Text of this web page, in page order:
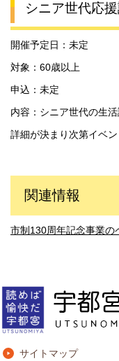
シニア世代応
開催予定日：未定
対象：60歳以上
申込：未定
内容：シニア世代の生
詳細が決まり次第イベ
関連情報
市制130周年記念事業の
サイトマップ